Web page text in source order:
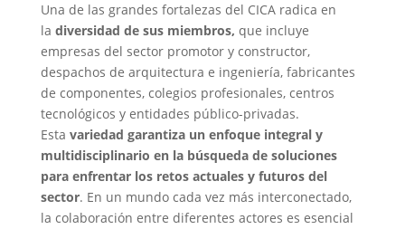
Una de las grandes fortalezas del CICA radica en
la diversidad de sus miembros, que incluye
empresas del sector promotor y constructor,
despachos de arquitectura e ingeniería, fabricantes
de componentes, colegios profesionales, centros
tecnológicos y entidades público-privadas.
Esta variedad garantiza un enfoque integral y
multidisciplinario en la búsqueda de soluciones
para enfrentar los retos actuales y futuros del
sector. En un mundo cada vez más interconectado,
la colaboración entre diferentes actores es esencial